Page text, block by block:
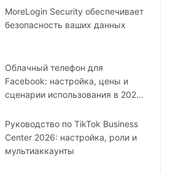
MoreLogin Security обеспечивает
безопасность ваших данных
Облачный телефон для
Facebook: настройка, цены и
сценарии использования в 2026
Руководство по TikTok Business
Center 2026: настройка, роли и
мультиаккаунты